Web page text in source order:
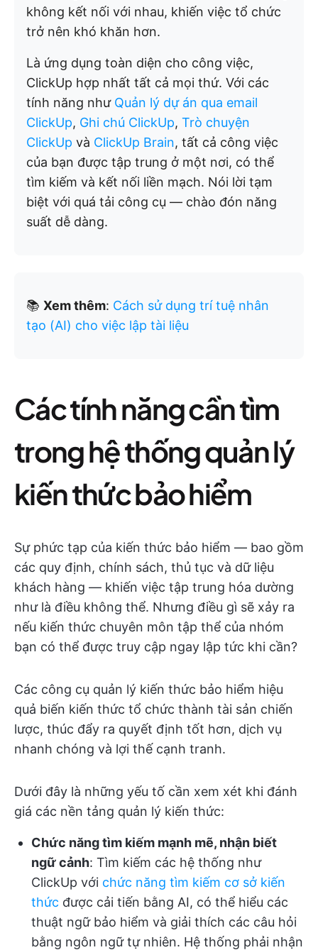
không kết nối với nhau, khiến việc tổ chức
trở nên khó khăn hơn.
Là ứng dụng toàn diện cho công việc,
ClickUp hợp nhất tất cả mọi thứ. Với các
tính năng như Quản lý dự án qua email
ClickUp, Ghi chú ClickUp, Trò chuyện
ClickUp và ClickUp Brain, tất cả công việc
của bạn được tập trung ở một nơi, có thể
tìm kiếm và kết nối liền mạch. Nói lời tạm
biệt với quá tải công cụ — chào đón năng
suất dễ dàng.
📚 Xem thêm: Cách sử dụng trí tuệ nhân
tạo (AI) cho việc lập tài liệu
Các tính năng cần tìm
trong hệ thống quản lý
kiến thức bảo hiểm
Sự phức tạp của kiến thức bảo hiểm — bao gồm
các quy định, chính sách, thủ tục và dữ liệu
khách hàng — khiến việc tập trung hóa dường
như là điều không thể. Nhưng điều gì sẽ xảy ra
nếu kiến thức chuyên môn tập thể của nhóm
bạn có thể được truy cập ngay lập tức khi cần?
Các công cụ quản lý kiến thức bảo hiểm hiệu
quả biến kiến thức tổ chức thành tài sản chiến
lược, thúc đẩy ra quyết định tốt hơn, dịch vụ
nhanh chóng và lợi thế cạnh tranh.
Dưới đây là những yếu tố cần xem xét khi đánh
giá các nền tảng quản lý kiến thức:
Chức năng tìm kiếm mạnh mẽ, nhận biết
ngữ cảnh: Tìm kiếm các hệ thống như
ClickUp với chức năng tìm kiếm cơ sở kiến
thức được cải tiến bằng AI, có thể hiểu các
thuật ngữ bảo hiểm và giải thích các câu hỏi
bằng ngôn ngữ tự nhiên. Hệ thống phải nhận